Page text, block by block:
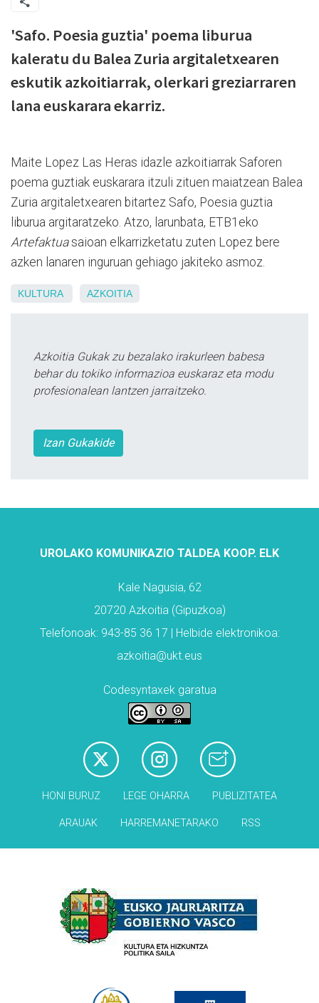
'Safo. Poesia guztia' poema liburua
kaleratu du Balea Zuria argitaletxearen
eskutik azkoitiarrak, olerkari greziarraren
lana euskarara ekarriz.
Maite Lopez Las Heras idazle azkoitiarrak Saforen
poema guztiak euskarara itzuli zituen maiatzean Balea
Zuria argitaletxearen bitartez Safo, Poesia guztia
liburua argitaratzeko. Atzo, larunbata, ETB1eko
Artefaktuasaioan elkarrizketatu zuten Lopez bere
azken lanaren inguruan gehiago jakiteko asmoz.
KULTURA AZKOITIA
Azkoitia Gukak zu bezalako irakurleen babesa
behar du tokiko informazioa euskaraz eta modu
profesionalean lantzen jarraitzeko.
Izan Gukakide
UROLAKO KOMUNIKAZIO TALDEA KOOP. ELK
Kale Nagusia, 62
20720 Azkoitia (Gipuzkoa)
Telefonoak: 943-85 36 17 | Helbide elektronikoa:
azkoitia@ukt.eus
Codesyntaxek garatua
HONI BURUZ LEGE OHARRA PUBLIZITATEA
ARAUAK HARREMANETARAKO RSS